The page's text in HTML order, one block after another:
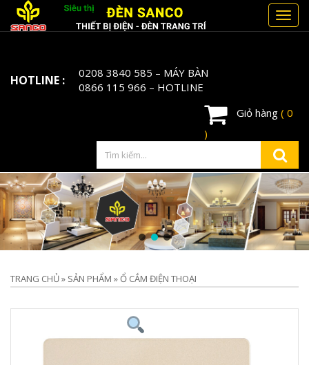
HOTLINE : 0208 3840 585 – MÁY BÀN
0866 115 966 – HOTLINE
Giỏ hàng ( 0
)
TRANG CHỦ» SẢN PHẨM »Ổ CẮM ĐIỆN THOẠI